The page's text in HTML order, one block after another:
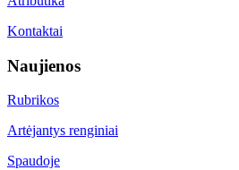
Kontaktai
Naujienos
Rubrikos
Artėjantys renginiai
Spaudoje